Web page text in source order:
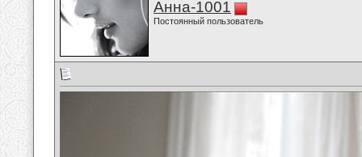
Анна-1001
Постоянный пользователь